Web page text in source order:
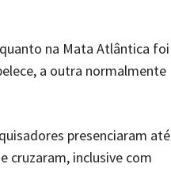
na Mata Atlântica foi
a outra normalmente
presenciaram até
cruzaram, inclusive com